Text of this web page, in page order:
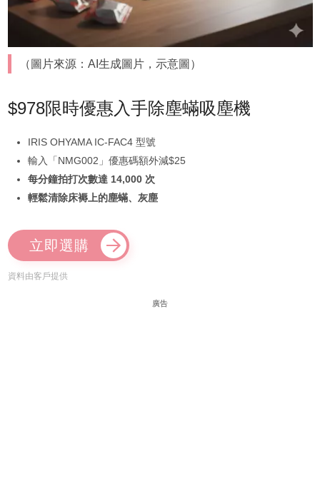
（圖片來源：AI生成圖片，示意圖）
$978限時優惠入手除塵蟎吸塵機
IRIS OHYAMA IC-FAC4 型號
輸入「NMG002」優惠碼額外減$25
每分鐘拍打次數達 14,000 次
輕鬆清除床褥上的塵蟎、灰塵
立即選購
資料由客戶提供
廣告